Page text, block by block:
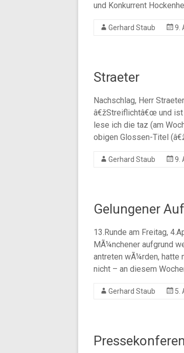
und Konkurrent
Gerhard Staub 9.
Straeter
Nachschlag, Herr
â€žStreiflichtâ€œ und ist
lese ich die taz (am
obigen Glossen-Titel
Gerhard Staub 9.
Gelungener
13.Runde am Freitag,
MÃ¼nchener aufgrund
antreten wÃ¼rden, hatte
nicht – an diesem
Gerhard Staub 5.